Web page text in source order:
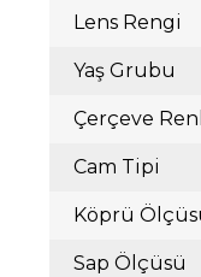
Lens Rengi
Yaş Grubu
Çerçeve
Cam Tipi
Köprü
Sap Ölçüsü